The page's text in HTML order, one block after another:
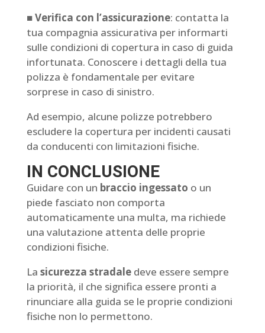
■ Verifica con l’assicurazione: contatta la
tua compagnia assicurativa per informarti
sulle condizioni di copertura in caso di guida
infortunata. Conoscere i dettagli della tua
polizza è fondamentale per evitare
sorprese in caso di sinistro.
Ad esempio, alcune polizze potrebbero
escludere la copertura per incidenti causati
da conducenti con limitazioni fisiche.
IN CONCLUSIONE
Guidare con un braccio ingessato o un
piede fasciato non comporta
automaticamente una multa, ma richiede
una valutazione attenta delle proprie
condizioni fisiche.
La sicurezza stradale deve essere sempre
la priorità, il che significa essere pronti a
rinunciare alla guida se le proprie condizioni
fisiche non lo permettono.